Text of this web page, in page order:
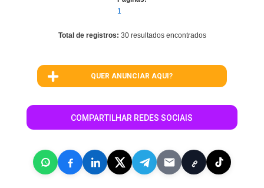
1
Total de registros: 30 resultados encontrados
QUER ANUNCIAR AQUI?
COMPARTILHAR REDES SOCIAIS